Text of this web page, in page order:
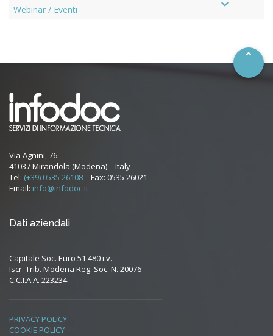
Webinar / Eventi
Via Agnini, 76
41037 Mirandola (Modena) – Italy
Tel: (+39) 0535 26108– Fax: 0535 26021
Email: info@infodoc.it
Dati aziendali
Capitale Soc. Euro 51.480 i.v.
Iscr. Trib. Modena Reg. Soc. N. 20076
C.C.I.A.A. 223234
PRIVACY POLICY
COOKIE POLICY